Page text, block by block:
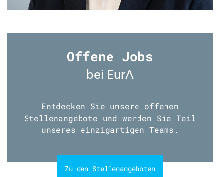
Offene Jobs
bei EurA
Entdecken Sie unsere offenen
Stellenangebote und werden Sie Teil
unseres einzigartigen Teams.
Zu den Stellenangeboten